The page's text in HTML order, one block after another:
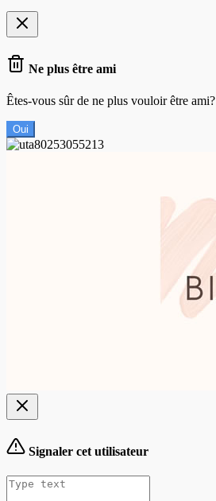
Ne plus être ami
Êtes-vous sûr de ne plus vouloir être ami?
Oui
Signaler cet utilisateur